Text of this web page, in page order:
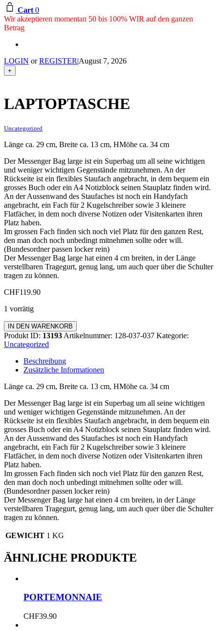
Cart 0
Wir akzeptieren momentan 50 bis 100% WIR auf den ganzen
Betrag
LOGIN orREGISTER|August 7, 2026
+
LAPTOPTASCHE
Uncategorized
Länge ca. 29 cm, Breite ca. 13 cm, HMöhe ca. 34 cm
Der Messenger Bag large ist ein Superbag um all seine wichtigen
und weniger wichtigen Gegenstände mitzunehmen. An der
Rückseite ist ein flexibles Staufach angebracht, in dem bequem ein
grosses Buch oder ein A4 Notizblock seinen Stauplatz finden wird.
An der Aussenwand des Staufaches ist noch ein Handyfach
angebracht, ein Fach für 2 Kugelschreiber sowie 3 kleinere
Flatfächer, in dem noch diverse Notizen oder Visitenkarten ihren
Platz haben.
Im grossen Fach finden sich noch viel Platz für den ganzen Rest,
den man doch noch unbedingt mitnehmen sollte oder will.
(Bundesordner passen locker rein)
Der Messenger Bag large hat einen 4 cm breiten, in der Länge
verstellbaren Tragegurt, genug lang, um auch quer über die Schulter
tragen zu können.
CHF119.90
1 vorrätig
Laptoptasche
Menge
IN DEN WARENKORB
Produkt ID: 13193 Artikelnummer: 128-037-037 Kategorie:
Uncategorized
Beschreibung
Zusätzliche Informationen
Länge ca. 29 cm, Breite ca. 13 cm, HMöhe ca. 34 cm
Der Messenger Bag large ist ein Superbag um all seine wichtigen
und weniger wichtigen Gegenstände mitzunehmen. An der
Rückseite ist ein flexibles Staufach angebracht, in dem bequem ein
grosses Buch oder ein A4 Notizblock seinen Stauplatz finden wird.
An der Aussenwand des Staufaches ist noch ein Handyfach
angebracht, ein Fach für 2 Kugelschreiber sowie 3 kleinere
Flatfächer, in dem noch diverse Notizen oder Visitenkarten ihren
Platz haben.
Im grossen Fach finden sich noch viel Platz für den ganzen Rest,
den man doch noch unbedingt mitnehmen sollte oder will.
(Bundesordner passen locker rein)
Der Messenger Bag large hat einen 4 cm breiten, in der Länge
verstellbaren Tragegurt, genug lang, um auch quer über die Schulter
tragen zu können.
GEWICHT 1 KG
ÄHNLICHE PRODUKTE
PORTEMONNAIE
CHF39.90